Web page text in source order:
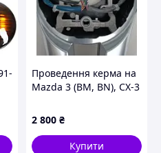
Проведення керма на
Mazda 3 (BM, BN), CX-3
BNK8664M2 - MAZDA
2 800 ₴
Купити